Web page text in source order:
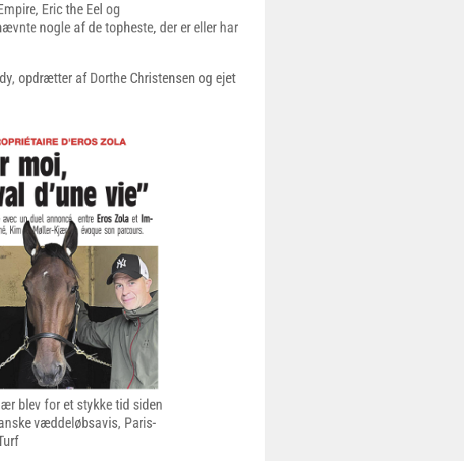
Eric the Eel og
nogle af de topheste, der er eller har
opdrætter af Dorthe Christensen og ejet
blev for et stykke tid siden
væddeløbsavis, Paris-